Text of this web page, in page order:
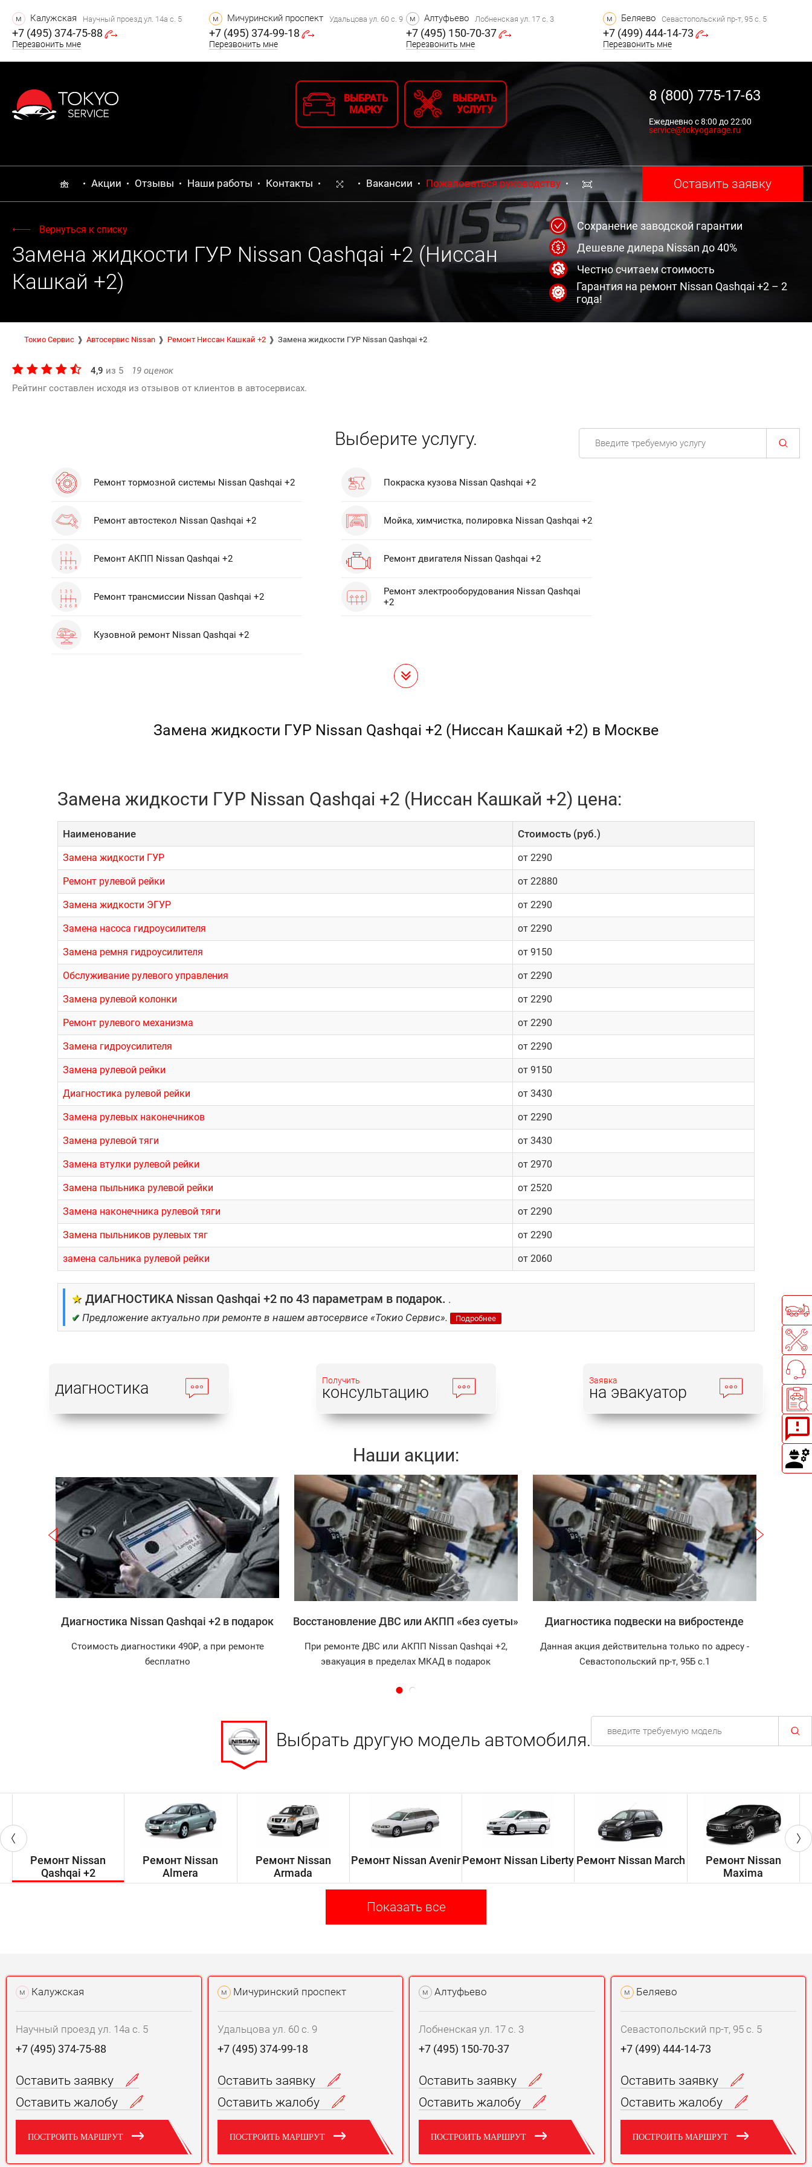
м Калужская Научный проезд ул. 14а с. 5
+7 (495) 374-75-88
Перезвонить мне
м Мичуринский проспект Удальцова ул. 60 с. 9
+7 (495) 374-99-18
Перезвонить мне
м Алтуфьево Лобненская ул. 17 с. 3
+7 (495) 150-70-37
Перезвонить мне
м Беляево Севастопольский пр-т, 95 с. 5
+7 (499) 444-14-73
Перезвонить мне
ВЫБРАТЬ
МАРКУ
ВЫБРАТЬ
УСЛУГУ
8 (800) 775-17-63
Ежедневно с 8:00 до 22:00
service@tokyogarage.ru
Акции Отзывы Наши работы Контакты Вакансии Пожаловаться руководству Оставить заявку
Вернуться к списку
Замена жидкости ГУР Nissan Qashqai +2 (Ниссан
Кашкай +2)
Сохранение заводской гарантии
Дешевле дилера Nissan до 40%
Честно считаем стоимость
Гарантия на ремонт Nissan Qashqai +2 – 2
года!
Токио Сервис Автосервис Nissan Ремонт Ниссан Кашкай +2 Замена жидкости ГУР Nissan Qashqai +2
4,9 из 5 19 оценок
Рейтинг составлен исходя из отзывов от клиентов в автосервисах.
Выберите услугу.
Ремонт тормозной системы Nissan Qashqai +2 Покраска кузова Nissan Qashqai +2
Ремонт автостекол Nissan Qashqai +2 Мойка, химчистка, полировка Nissan Qashqai +2
Ремонт АКПП Nissan Qashqai +2 Ремонт двигателя Nissan Qashqai +2
Ремонт трансмиссии Nissan Qashqai +2
Ремонт электрооборудования Nissan Qashqai
+2
Кузовной ремонт Nissan Qashqai +2
Замена жидкости ГУР Nissan Qashqai +2 (Ниссан Кашкай +2) в Москве
Замена жидкости ГУР Nissan Qashqai +2 (Ниссан Кашкай +2) цена:
Наименование Cтоимость (руб.)
Замена жидкости ГУР от 2290
Ремонт рулевой рейки от 22880
Замена жидкости ЭГУР от 2290
Замена насоса гидроусилителя от 2290
Замена ремня гидроусилителя от 9150
Обслуживание рулевого управления от 2290
Замена рулевой колонки от 2290
Ремонт рулевого механизма от 2290
Замена гидроусилителя от 2290
Замена рулевой рейки от 9150
Диагностика рулевой рейки от 3430
Замена рулевых наконечников от 2290
Замена рулевой тяги от 3430
Замена втулки рулевой рейки от 2970
Замена пыльника рулевой рейки от 2520
Замена наконечника рулевой тяги от 2290
Замена пыльников рулевых тяг от 2290
замена сальника рулевой рейки от 2060
★ ДИАГНОСТИКА Nissan Qashqai +2 по 43 параметрам в подарок. .
✔ Предложение актуально при ремонте в нашем автосервисе «Токио Сервис». Подробнее
диагностика Получить
консультацию
Заявка
на эвакуатор
Наши акции:
Записаться
Диагностика Nissan Qashqai +2 в подарок
Стоимость диагностики 490₽, а при ремонте
бесплатно
Записаться
Восстановление ДВС или АКПП «без суеты»
При ремонте ДВС или АКПП Nissan Qashqai +2,
эвакуация в пределах МКАД в подарок
Записаться
Диагностика подвески на вибростенде
Данная акция действительна только по адресу -
Севастопольский пр-т, 95Б с.1
Выбрать другую модель автомобиля.
Ремонт Nissan
Qashqai +2
Ремонт Nissan
Almera
Ремонт Nissan
Armada
Ремонт Nissan AvenirРемонт Nissan Liberty Ремонт Nissan March
Ремонт Nissan
Maxima
Показать все
м Калужская
Научный проезд ул. 14а с. 5
+7 (495) 374-75-88
Оставить заявку
Оставить жалобу
ПОСТРОИТЬ МАРШРУТ
м Мичуринский проспект
Удальцова ул. 60 с. 9
+7 (495) 374-99-18
Оставить заявку
Оставить жалобу
ПОСТРОИТЬ МАРШРУТ
м Алтуфьево
Лобненская ул. 17 с. 3
+7 (495) 150-70-37
Оставить заявку
Оставить жалобу
ПОСТРОИТЬ МАРШРУТ
м Беляево
Севастопольский пр-т, 95 с. 5
+7 (499) 444-14-73
Оставить заявку
Оставить жалобу
ПОСТРОИТЬ МАРШРУТ